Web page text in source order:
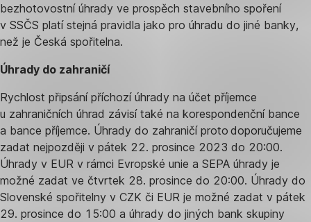
bezhotovostní úhrady ve prospěch stavebního spoření
v SSČS platí stejná pravidla jako pro úhradu do jiné banky,
než je Česká spořitelna.
Úhrady do zahraničí
Rychlost připsání příchozí úhrady na účet příjemce
u zahraničních úhrad závisí také na korespondenční bance
a bance příjemce. Úhrady do zahraničí proto doporučujeme
zadat nejpozději v pátek 22. prosince 2023 do 20:00.
Úhrady v EUR v rámci Evropské unie a SEPA úhrady je
možné zadat ve čtvrtek 28. prosince do 20:00. Úhrady do
Slovenské spořitelny v CZK či EUR je možné zadat v pátek
29. prosince do 15:00 a úhrady do jiných bank skupiny